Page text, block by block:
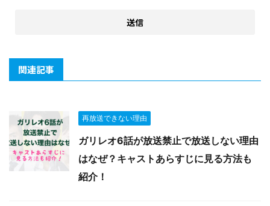
関連記事
再放送できない理由
ガリレオ6話が放送禁止で放送しない理由
はなぜ？キャストあらすじに見る方法も
紹介！